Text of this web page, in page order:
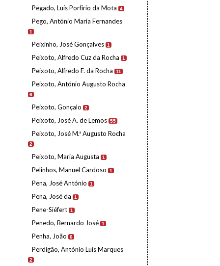
Pegado, Luís Porfírio da Mota 4
Pego, António Maria Fernandes
1
Peixinho, José Gonçalves 1
Peixoto, Alfredo Cuz da Rocha 1
Peixoto, Alfredo F. da Rocha 11
Peixoto, António Augusto Rocha
6
Peixoto, Gonçalo 2
Peixoto, José A. de Lemos 55
Peixoto, José M.ª Augusto Rocha
2
Peixoto, Maria Augusta 1
Pelinhos, Manuel Cardoso 1
Pena, José António 1
Pena, José da 1
Pene-Siéfert 1
Penedo, Bernardo José 1
Penha, João 6
Perdigão, António Luís Marques
2